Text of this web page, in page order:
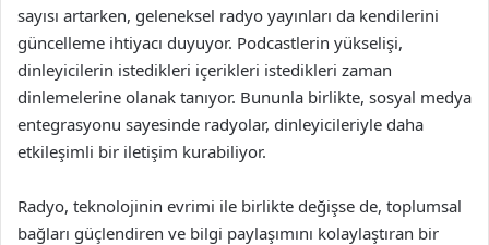
sayısı artarken, geleneksel radyo yayınları da kendilerini
güncelleme ihtiyacı duyuyor. Podcastlerin yükselişi,
dinleyicilerin istedikleri içerikleri istedikleri zaman
dinlemelerine olanak tanıyor. Bununla birlikte, sosyal medya
entegrasyonu sayesinde radyolar, dinleyicileriyle daha
etkileşimli bir iletişim kurabiliyor.
Radyo, teknolojinin evrimi ile birlikte değişse de, toplumsal
bağları güçlendiren ve bilgi paylaşımını kolaylaştıran bir